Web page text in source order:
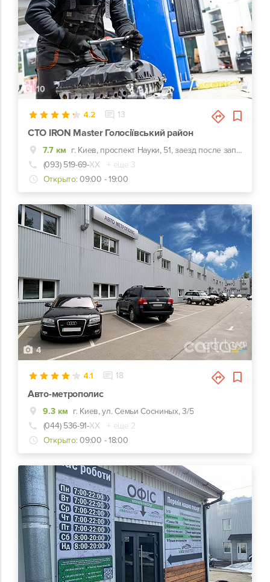
10
4.2 13
СТО IRON Master Голосіївський район
7.7 км
г. Киев, проспект Науки, 51, заезд после заправки WOG
(093) 519-69-ХХ
+ еще 3
Открыто: 09:00 - 19:00
4
4.1 18
Авто-метрополис
9.3 км г. Киев, ул. Семьи Сосниных, 3/5
(044) 536-91-ХХ
+ еще 2
Открыто: 09:00 - 18:00